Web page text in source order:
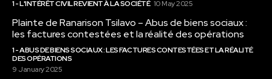
1 - L'INTÉRÊT CIVIL REVIENT À LA SOCIÉTÉ 10 May 2025
Plainte de Ranarison Tsilavo – Abus de biens sociaux :
les factures contestées et la réalité des opérations
1 - ABUS DE BIENS SOCIAUX : LES FACTURES CONTESTÉES ET LA RÉALITÉ
DES OPÉRATIONS
9 January 2025